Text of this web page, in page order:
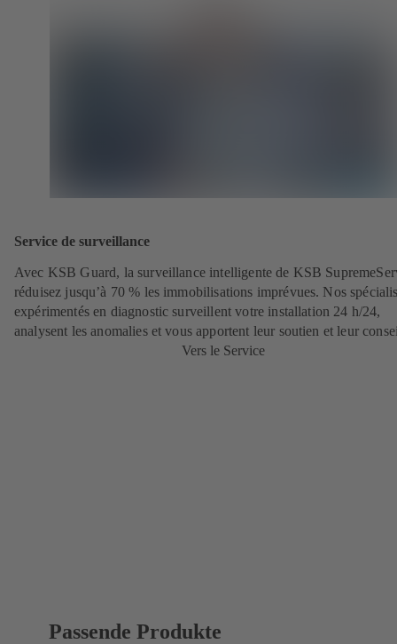
Service de surveillance
Avec KSB Guard, la surveillance intelligente de KSB
réduisez jusqu’à 70 % les immobilisations imprévues. Nos
expérimentés en diagnostic surveillent votre installation 24 h/24,
analysent les anomalies et vous apportent leur soutien et leur
Vers le Service
Passende Produkte